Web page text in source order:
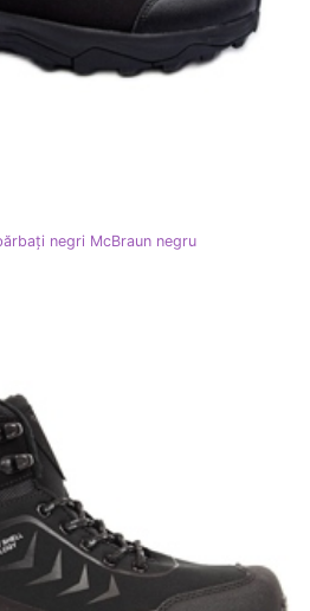
negri McBraun negru